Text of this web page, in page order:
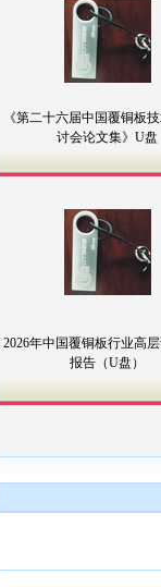
《第二十六届中国覆铜板
讨会论文集》U盘
2026年中国覆铜板行业高
报告（U盘）